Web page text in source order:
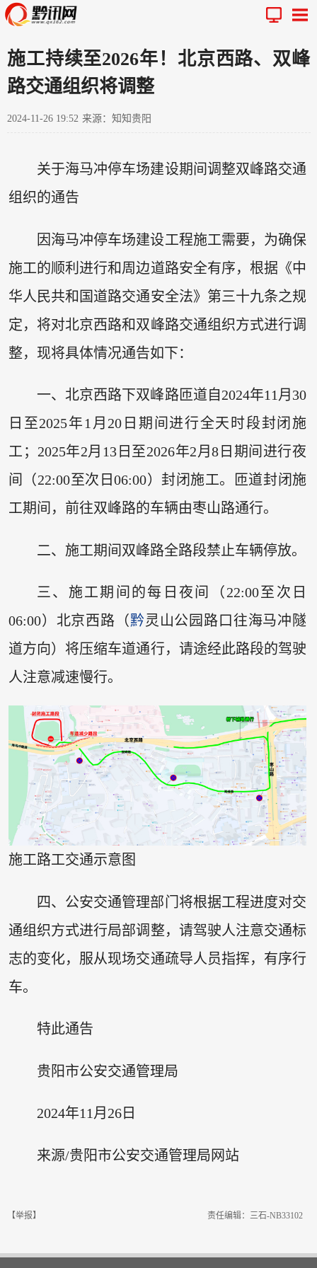
施工持续至2026年！北京西路、双峰
路交通组织将调整
2024-11-26 19:52 来源：知知贵阳
关于海马冲停车场建设期间调整双峰路交通
组织的通告
因海马冲停车场建设工程施工需要，为确保
施工的顺利进行和周边道路安全有序，根据《中
华人民共和国道路交通安全法》第三十九条之规
定，将对北京西路和双峰路交通组织方式进行调
整，现将具体情况通告如下：
一、北京西路下双峰路匝道自2024年11月30
日至2025年1月20日期间进行全天时段封闭施
工；2025年2月13日至2026年2月8日期间进行夜
间（22:00至次日06:00）封闭施工。匝道封闭施
工期间，前往双峰路的车辆由枣山路通行。
二、施工期间双峰路全路段禁止车辆停放。
三、施工期间的每日夜间（22:00至次日
06:00）北京西路（黔灵山公园路口往海马冲隧
道方向）将压缩车道通行，请途经此路段的驾驶
人注意减速慢行。
施工路工交通示意图
四、公安交通管理部门将根据工程进度对交
通组织方式进行局部调整，请驾驶人注意交通标
志的变化，服从现场交通疏导人员指挥，有序行
车。
特此通告
贵阳市公安交通管理局
2024年11月26日
来源/贵阳市公安交通管理局网站
【举报】 责任编辑：三石-NB33102